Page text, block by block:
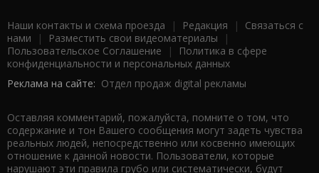
Наши контакты и схема проезда | Редакция | Связаться с
нами | Разместить свои видеоматериалы |
Пользовательское Соглашение |
Политика в сфере
конфиденциальности и персональных данных
Реклама на сайте: Отдел продаж digital рекламы
Оставляя комментарий, пожалуйста, помните о том, что
содержание и тон Вашего сообщения могут задеть чувства
реальных людей, непосредственно или косвенно имеющих
отношение к данной новости. Пользователи, которые
нарушают эти правила грубо или систематически, будут